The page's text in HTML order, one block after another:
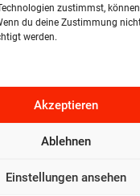
zustimmst,
du deine Zustimmung
werden.
Akzeptieren
Ablehnen
Einstellungen ansehen